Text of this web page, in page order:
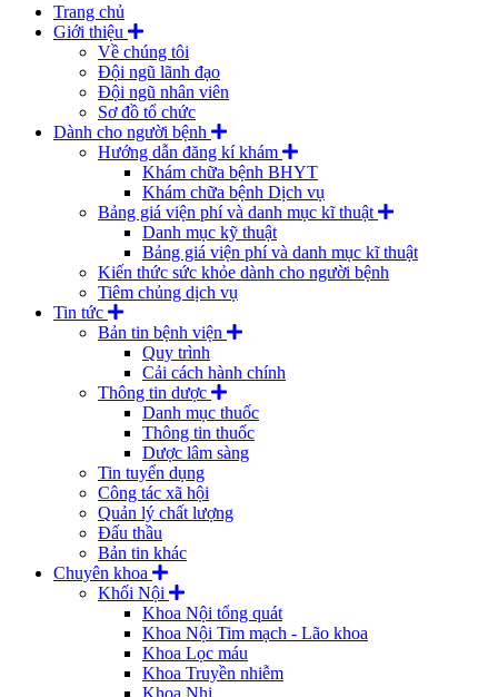
Trang chủ
Giới thiệu
Về chúng tôi
Đội ngũ lãnh đạo
Đội ngũ nhân viên
Sơ đồ tổ chức
Dành cho người bệnh
Hướng dẫn đăng kí khám
Khám chữa bệnh BHYT
Khám chữa bệnh Dịch vụ
Bảng giá viện phí và danh mục kĩ thuật
Danh mục kỹ thuật
Bảng giá viện phí và danh mục kĩ thuật
Kiến thức sức khỏe dành cho người bệnh
Tiêm chủng dịch vụ
Tin tức
Bản tin bệnh viện
Quy trình
Cải cách hành chính
Thông tin dược
Danh mục thuốc
Thông tin thuốc
Dược lâm sàng
Tin tuyển dụng
Công tác xã hội
Quản lý chất lượng
Đấu thầu
Bản tin khác
Chuyên khoa
Khối Nội
Khoa Nội tổng quát
Khoa Nội Tim mạch - Lão khoa
Khoa Lọc máu
Khoa Truyền nhiễm
Khoa Nhi